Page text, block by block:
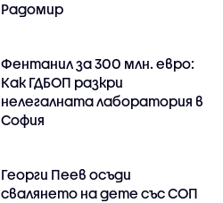
Радомир
Фентанил за 300 млн. евро:
Как ГДБОП разкри
нелегалната лаборатория в
София
Георги Пеев осъди
свалянето на дете със СОП